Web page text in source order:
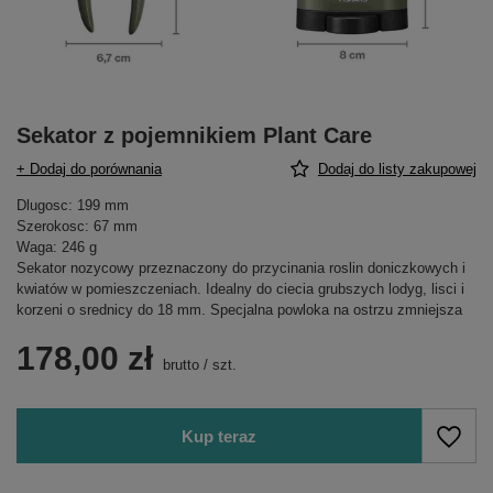
Sekator z pojemnikiem Plant Care
+ Dodaj do porównania Dodaj do listy zakupowej
Dlugosc: 199 mm
Szerokosc: 67 mm
Waga: 246 g
Sekator nozycowy przeznaczony do przycinania roslin doniczkowych i
kwiatów w pomieszczeniach. Idealny do ciecia grubszych lodyg, lisci i
korzeni o srednicy do 18 mm. Specjalna powloka na ostrzu zmniejsza
178,00 zł brutto / szt.
Kup teraz